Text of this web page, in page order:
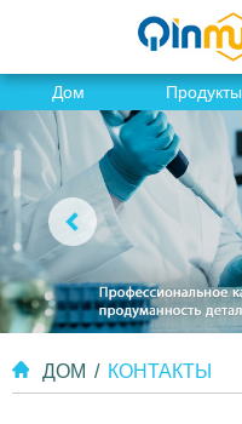
Дом Продукты
ДОМ / КОНТАКТЫ